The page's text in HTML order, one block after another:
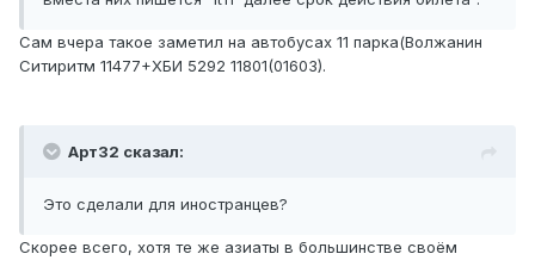
Сам вчера такое заметил на автобусах 11 парка(Волжанин
Ситиритм 11477+ХБИ 5292 11801(01603).
Арт32 сказал:
Это сделали для иностранцев?
Скорее всего, хотя те же азиаты в большинстве своём